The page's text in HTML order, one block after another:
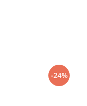
-24%